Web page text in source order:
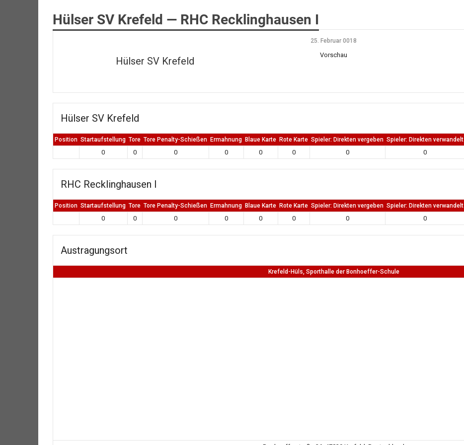
Hülser SV Krefeld — RHC Recklinghausen I
Hülser SV Krefeld
25. Februar 0018
Vorschau
Hülser SV Krefeld
Position Startaufstellung Tore Tore Penalty-Schießen Ermahnung Blaue Karte Rote Karte Spieler: Direkten vergeben Spieler: Direkten verwandelt
0 0 0 0 0 0 0 0
RHC Recklinghausen I
Position Startaufstellung Tore Tore Penalty-Schießen Ermahnung Blaue Karte Rote Karte Spieler: Direkten vergeben Spieler: Direkten verwandelt
0 0 0 0 0 0 0 0
Austragungsort
Krefeld-Hüls, Sporthalle der Bonhoeffer-Schule